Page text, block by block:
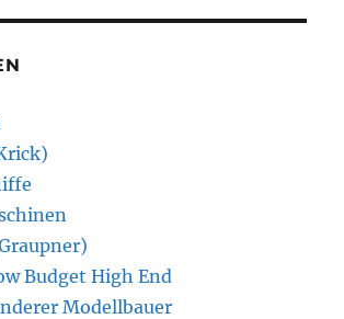
Budget High End
Modellbauer